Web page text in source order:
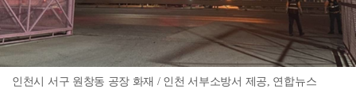
인천시 서구 원창동 공장 화재 / 인천 서부소방서 제공, 연합뉴스